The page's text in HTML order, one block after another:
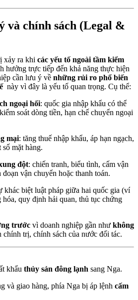
và chính sách (Legal &
xảy ra khi các yếu tố ngoài tầm kiểm
hưởng trực tiếp đến khả năng thực hiện
cần lưu ý về những rủi ro phổ biến
này vì đây là yếu tố quan trọng. Cụ thể:
ngoại hối: quốc gia nhập khẩu có thể
soát dòng tiền, hạn chế chuyển ngoại
mại: tăng thuế nhập khẩu, áp hạn ngạch,
mặt hàng.
đột: chiến tranh, biểu tình, cấm vận
vận chuyển hoặc thanh toán.
khác biệt luật pháp giữa hai quốc gia (ví
hóa, quy định hải quan, thủ tục chứng
trước vì doanh nghiệp gần như không
chính trị, chính sách của nước đối tác.
khẩu thủy sản đông lạnh sang Nga.
và giao hàng, phía Nga bị áp lệnh cấm